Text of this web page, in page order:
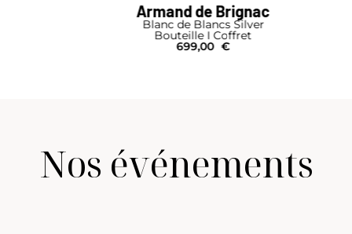
Armand de Brignac
Blanc de Blancs Silver
Bouteille I Coffret
699,00 €
Nos événements